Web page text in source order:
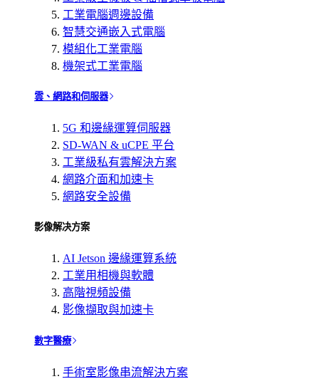
工業電腦週邊設備
智慧交通嵌入式電腦
模組化工業電腦
機架式工業電腦
雲、網路和伺服器
5G 和邊緣運算伺服器
SD-WAN & uCPE 平台
工業級私有雲解決方案
網路介面和加速卡
網路安全設備
影像解决方案
AI Jetson 邊緣運算系統
工業用相機與軟體
高階視頻設備
影像擷取與加速卡
數字醫療
手術室影像串流解決方案